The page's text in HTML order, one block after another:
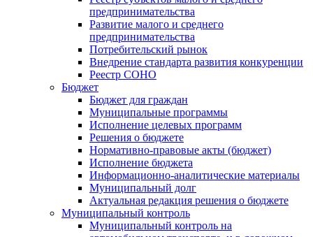
предпринимательства
Развитие малого и среднего
предпринимательства
Потребительский рынок
Внедрение стандарта развития конкуренции
Реестр СОНО
Бюджет
Бюджет для граждан
Муниципальные программы
Исполнение целевых программ
Решения о бюджете
Нормативно-правовые акты (бюджет)
Исполнение бюджета
Информационно-аналитические материалы
Муниципальный долг
Актуальная редакция решения о бюджете
Муниципальный контроль
Муниципальный контроль на